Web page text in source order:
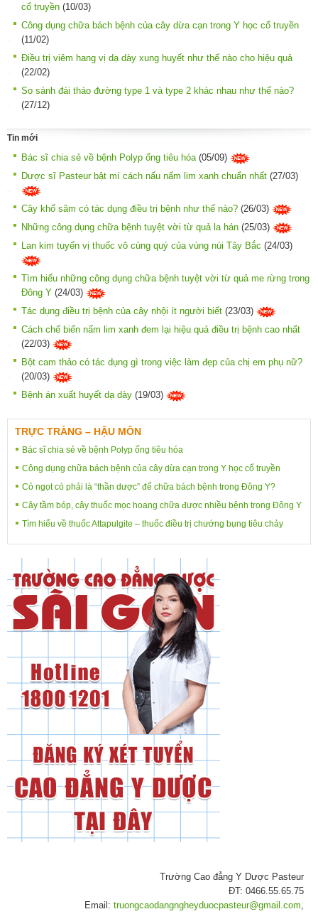
cổ truyền (10/03)
Công dụng chữa bách bệnh của cây dừa cạn trong Y học cổ truyền
(11/02)
Điều trị viêm hang vị dạ dày xung huyết như thế nào cho hiệu quả
(22/02)
So sánh đái tháo đường type 1 và type 2 khác nhau như thế nào?
(27/12)
Tin mới
Bác sĩ chia sẻ về bệnh Polyp ống tiêu hóa(05/09)
Dược sĩ Pasteur bật mí cách nấu nấm lim xanh chuẩn nhất (27/03)
Cây khổ sâm có tác dụng điều trị bệnh như thế nào? (26/03)
Những công dụng chữa bệnh tuyệt vời từ quả la hán (25/03)
Lan kim tuyến vị thuốc vô cùng quý của vùng núi Tây Bắc (24/03)
Tìm hiểu những công dụng chữa bệnh tuyệt vời từ quả me rừng trong
Đông Y (24/03)
Tác dụng điều trị bệnh của cây nhội ít người biết (23/03)
Cách chế biến nấm lim xanh đem lại hiệu quả điều trị bệnh cao nhất
(22/03)
Bột cam thảo có tác dụng gì trong việc làm đẹp của chị em phụ nữ?
(20/03)
Bệnh án xuất huyết dạ dày (19/03)
TRỰC TRÀNG – HẬU MÔN
Bác sĩ chia sẻ về bệnh Polyp ống tiêu hóa
Công dụng chữa bách bệnh của cây dừa cạn trong Y học cổ truyền
Cỏ ngọt có phải là “thần dược” để chữa bách bệnh trong Đông Y?
Cây tầm bóp, cây thuốc mọc hoang chữa được nhiều bệnh trong Đông Y
Tìm hiểu về thuốc Attapulgite – thuốc điều trị chướng bụng tiêu chảy
Trường Cao đẳng Y Dược Pasteur
ĐT: 0466.55.65.75
Email: truongcaodangngheyduocpasteur@gmail.com,